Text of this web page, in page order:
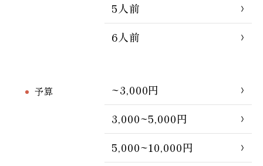
5人前
6人前
予算
~3,000円
3,000~5,000円
5,000~10,000円